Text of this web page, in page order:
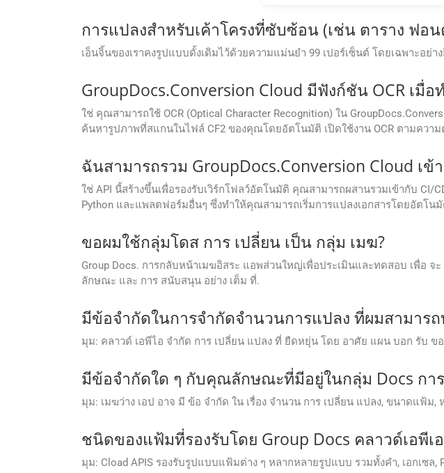
การแปลงสำหรับเค้าโครงที่ซับซ้อน (เช่น ตาราง ฟอ
เอ็นจิ้นของเราคงรูปแบบดั้งเดิมไว้ด้วยความแม่นยำ 99 เปอร์เซ็นต์ โดยเฉพาะอ
GroupDocs.Conversion Cloud มีฟังก์ชัน OCR เมื่
ใช่ คุณสามารถใช้ OCR (Optical Character Recognition) ใน
ค้นหารูปภาพที่สแกนในไฟล์ CF2 ของคุณโดยอัตโนมัติ เปิดใช้งาน OCR ตามคว
ฉันสามารถรวม GroupDocs.Conversion Cloud เ
ใช่ API นี้สร้างขึ้นเพื่อรองรับเวิร์กโฟลว์อัตโนมัติ คุณสามารถผสานรวมเข้ากับ CI/
Python และแพลตฟอร์มอื่นๆ ซึ่งทำให้คุณสามารถเริ่มการแปลงเอกสารโดยอัตโ
ขอผมใช้กลุ่มโดส การ เปลี่ยน เป็น กลุ่ม เมฆ?
Group Docs. การกลับหน้าเมฆอิสระ แอพส่วนใหญ่เพื่อประเมินและทดสอบ เพื่อ
ลักษณะ และ การ สนับสนุน อย่าง เต็ม ที่.
มีข้อจํากัดในการจํากัดจํานวนการแปลง ที่ผมสามาร
มุม: คลาวด์ เอพีไอ จํากัด การ เปลี่ยน แปลง ที่ ยืดหยุ่น โดย อาศัย แผน บอก รับ
มีข้อจํากัดใด ๆ กับคุณลักษณะที่มีอยู่ในกลุ่ม Docs กา
มุม: เมฆว่าง เอป อาจ มี ข้อ จํากัด ใน เรื่อง จํานวน การ เปลี่ยน แปลง, ขนาดแฟ้
ชนิดของแฟ้มที่รองรับโดย Group Docs คลาวด์เอพีเ
มุม: Cload APIS รองรับรูปแบบแฟ้มต่าง ๆ หลากหลายรูปแบบ รวมทั้งคํา, เอกเซล